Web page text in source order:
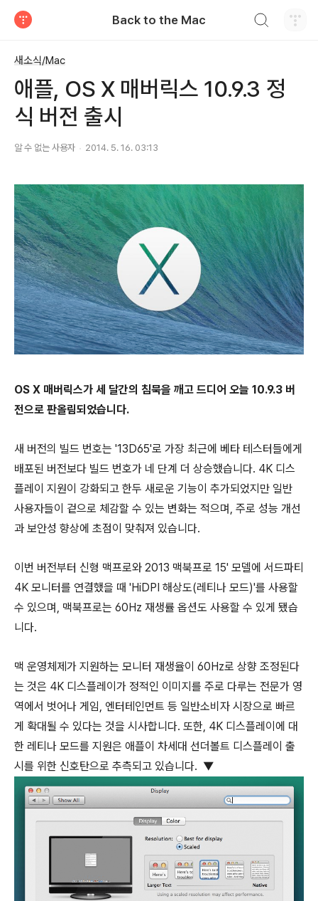
Back to the Mac
새소식/Mac
애플, OS X 매버릭스 10.9.3 정
식 버전 출시
알 수 없는 사용자 2014. 5. 16. 03:13
OS X 매버릭스가 세 달간의 침묵을 깨고 드디어 오늘 10.9.3 버
전으로 판올림되었습니다.
새 버전의 빌드 번호는 '13D65'로 가장 최근에 베타 테스터들에게
배포된 버전보다 빌드 번호가 네 단계 더 상승했습니다. 4K 디스
플레이 지원이 강화되고 한두 새로운 기능이 추가되었지만 일반
사용자들이 겉으로 체감할 수 있는 변화는 적으며, 주로 성능 개선
과 보안성 향상에 초점이 맞춰져 있습니다.
이번 버전부터 신형 맥프로와 2013 맥북프로 15' 모델에 서드파티
4K 모니터를 연결했을 때 'HiDPI 해상도(레티나 모드)'를 사용할
수 있으며, 맥북프로는 60Hz 재생률 옵션도 사용할 수 있게 됐습
니다.
맥 운영체제가 지원하는 모니터 재생율이 60Hz로 상향 조정된다
는 것은 4K 디스플레이가 정적인 이미지를 주로 다루는 전문가 영
역에서 벗어나 게임, 엔터테인먼트 등 일반소비자 시장으로 빠르
게 확대될 수 있다는 것을 시사합니다. 또한, 4K 디스플레이에 대
한 레티나 모드를 지원은 애플이 차세대 선더볼트 디스플레이 출
시를 위한 신호탄으로 추측되고 있습니다. ▼